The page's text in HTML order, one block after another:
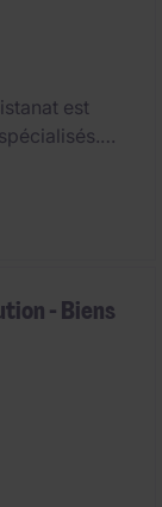
est
talents
- Biens